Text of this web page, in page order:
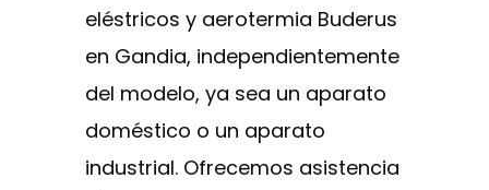
eléstricos y aerotermia Buderus
en Gandia, independientemente
del modelo, ya sea un aparato
doméstico o un aparato
industrial. Ofrecemos asistencia